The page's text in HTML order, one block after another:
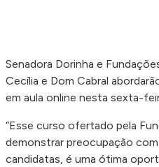
Senadora Dorinha e
Cecília e Dom Cabral
em aula online nesta sexta-
“Esse curso ofertado pela
demonstrar preocupação
candidatas, é uma ótima